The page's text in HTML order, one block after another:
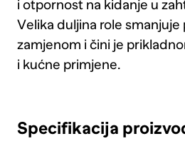
i otpornost na kidanje u
Velika duljina role
zamjenom i čini je
i kućne primjene.
Specifikacija